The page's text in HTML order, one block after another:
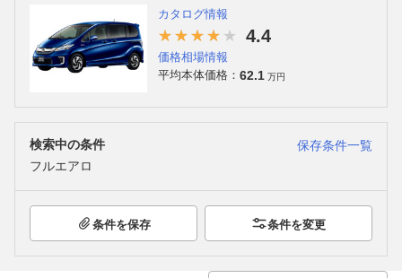
カタログ情報
4.4
価格相場情報
平均本体価格： 62.1 万円
検索中の条件
保存条件一覧
フルエアロ
条件を保存 条件を変更